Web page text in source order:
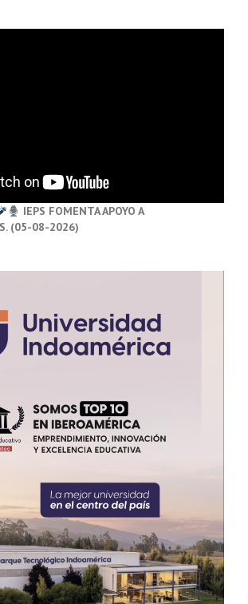
IEPS FOMENTA APOYO A
(05-08-2026)